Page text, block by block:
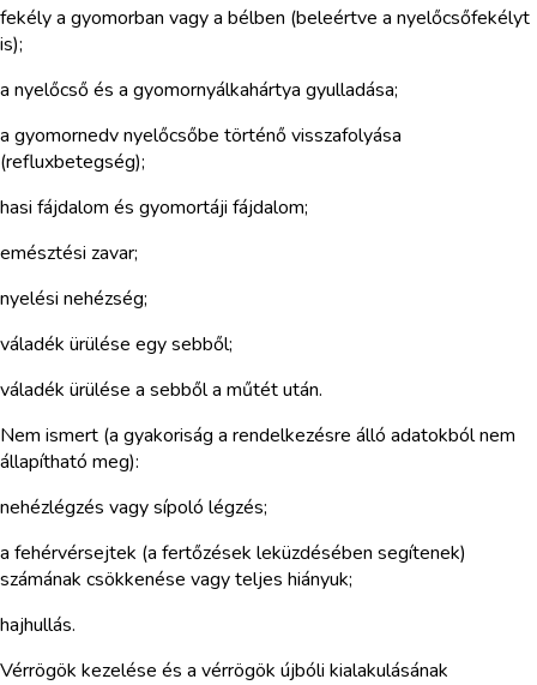
fekély a gyomorban vagy a bélben (beleértve a nyelőcsőfekélyt
is);
a nyelőcső és a gyomornyálkahártya gyulladása;
a gyomornedv nyelőcsőbe történő visszafolyása
(refluxbetegség);
hasi fájdalom és gyomortáji fájdalom;
emésztési zavar;
nyelési nehézség;
váladék ürülése egy sebből;
váladék ürülése a sebből a műtét után.
Nem ismert (a gyakoriság a rendelkezésre álló adatokból nem
állapítható meg):
nehézlégzés vagy sípoló légzés;
a fehérvérsejtek (a fertőzések leküzdésében segítenek)
számának csökkenése vagy teljes hiányuk;
hajhullás.
Vérrögök kezelése és a vérrögök újbóli kialakulásának